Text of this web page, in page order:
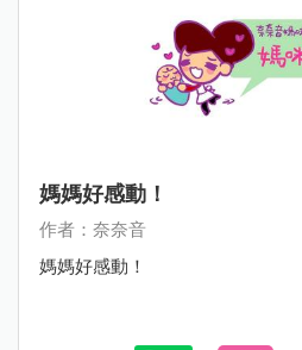
媽媽好感動！
作者：奈奈音
媽媽好感動！